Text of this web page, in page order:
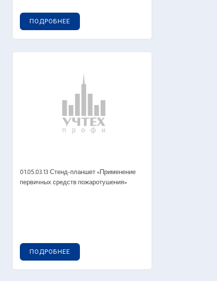
ПОДРОБНЕЕ
01.05.03.13 Стенд-планшет «Применение
первичных средств пожаротушения»
ПОДРОБНЕЕ